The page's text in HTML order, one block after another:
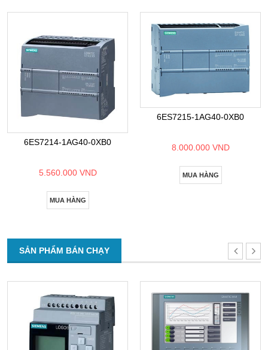
6ES7214-1AG40-0XB0
5.560.000 VND
MUA HÀNG
6ES7215-1AG40-0XB0
8.000.000 VND
MUA HÀNG
SẢN PHẨM BÁN CHẠY